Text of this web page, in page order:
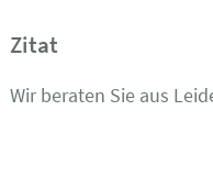
Zitat
Wir beraten Sie aus